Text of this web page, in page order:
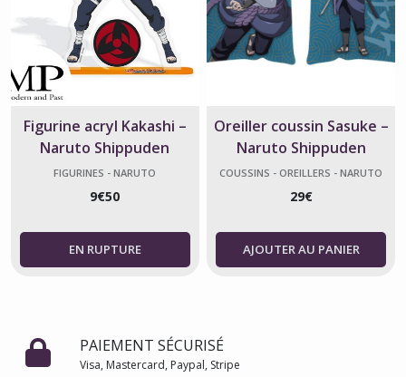
Figurine acryl Kakashi –
Naruto Shippuden
officielle 10 cm
FIGURINES - NARUTO
9€50
Oreiller coussin Sasuke –
Naruto Shippuden
COUSSINS - OREILLERS - NARUTO
29€
AJOUTER AU PANIER
PAIEMENT SÉCURISÉ
Visa, Mastercard, Paypal, Stripe